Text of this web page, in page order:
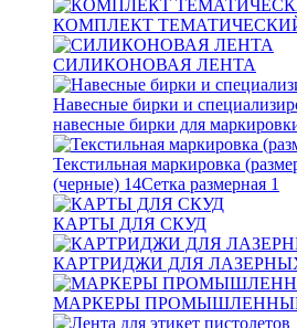
КОМПЛЕКТ
СИЛИКОНОВАЯ ЛЕНТА
Навесные бирки и
навесные бирки для
Текстильная маркировка
(черные) 14Сетка размерная 1
КАРТЫ ДЛЯ СКУД
КАРТРИДЖИ ДЛЯ
МАРКЕРЫ